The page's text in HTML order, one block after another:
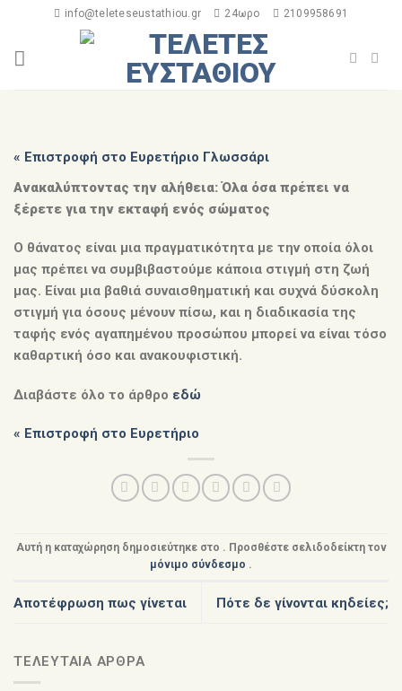
info@teleteseustathiou.gr 24ωρο 2109958691
« Επιστροφή στο Ευρετήριο Γλωσσάρι
Ανακαλύπτοντας την αλήθεια: Όλα όσα πρέπει να
ξέρετε για την εκταφή ενός σώματος
Ο θάνατος είναι μια πραγματικότητα με την οποία όλοι
μας πρέπει να συμβιβαστούμε κάποια στιγμή στη ζωή
μας. Είναι μια βαθιά συναισθηματική και συχνά δύσκολη
στιγμή για όσους μένουν πίσω, και η διαδικασία της
ταφής ενός αγαπημένου προσώπου μπορεί να είναι τόσο
καθαρτική όσο και ανακουφιστική.
Διαβάστε όλο το άρθρο εδώ
« Επιστροφή στο Ευρετήριο
Αυτή η καταχώρηση δημοσιεύτηκε στο . Προσθέστε σελιδοδείκτη τον
μόνιμο σύνδεσμο .
Αποτέφρωση πως γίνεται Πότε δε γίνονται κηδείες;
ΤΕΛΕΥΤΑΙΑ ΑΡΘΡΑ